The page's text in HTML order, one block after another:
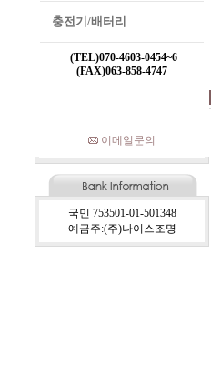
충전기/배터리
(TEL)070-4603-0454~6
(FAX)063-858-4747
이메일문의
국민 753501-01-501348
예금주:(주)나이스조명